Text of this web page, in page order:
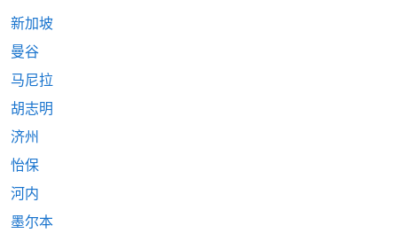
新加坡
曼谷
马尼拉
胡志明
济州
怡保
河内
墨尔本